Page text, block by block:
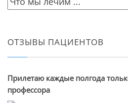
ОТЗЫВЫ ПАЦИЕНТОВ
Прилетаю каждые полгода
профессора